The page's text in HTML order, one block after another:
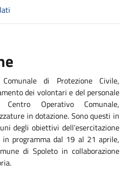
di Protezione Civile,
dei volontari e del personale
Centro Operativo Comunale,
in dotazione. Sono questi in
degli obiettivi dell’esercitazione
in programma dal 19 al 21 aprile,
di Spoleto in collaborazione